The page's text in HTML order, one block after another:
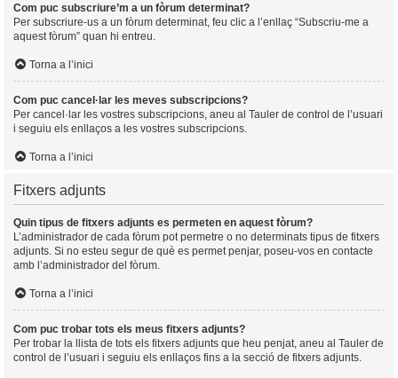
Com puc subscriure’m a un fòrum determinat?
Per subscriure-us a un fòrum determinat, feu clic a l’enllaç “Subscriu-me a
aquest fòrum” quan hi entreu.
Torna a l’inici
Com puc cancel·lar les meves subscripcions?
Per cancel·lar les vostres subscripcions, aneu al Tauler de control de l’usuari
i seguiu els enllaços a les vostres subscripcions.
Torna a l’inici
Fitxers adjunts
Quin tipus de fitxers adjunts es permeten en aquest fòrum?
L’administrador de cada fòrum pot permetre o no determinats tipus de fitxers
adjunts. Si no esteu segur de què es permet penjar, poseu-vos en contacte
amb l’administrador del fòrum.
Torna a l’inici
Com puc trobar tots els meus fitxers adjunts?
Per trobar la llista de tots els fitxers adjunts que heu penjat, aneu al Tauler de
control de l’usuari i seguiu els enllaços fins a la secció de fitxers adjunts.